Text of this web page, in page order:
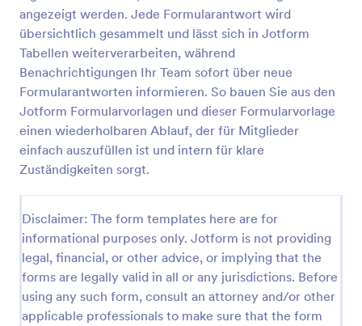
angezeigt werden. Jede Formularantwort wird
übersichtlich gesammelt und lässt sich in Jotform
Tabellen weiterverarbeiten, während
Benachrichtigungen Ihr Team sofort über neue
Formularantworten informieren. So bauen Sie aus den
Jotform Formularvorlagen und dieser Formularvorlage
einen wiederholbaren Ablauf, der für Mitglieder
einfach auszufüllen ist und intern für klare
Zuständigkeiten sorgt.
Disclaimer: The form templates here are for
informational purposes only. Jotform is not providing
legal, financial, or other advice, or implying that the
forms are legally valid in all or any jurisdictions. Before
using any such form, consult an attorney and/or other
applicable professionals to make sure that the form
inklusive digitaler Datenerfassung, einfacher
Weitergabe und übersichtlicher Verwaltung jeder
Formularantwort.
Go to Category:
Mitgliedschaftsformulare
Vorlage verwenden
Vorschau